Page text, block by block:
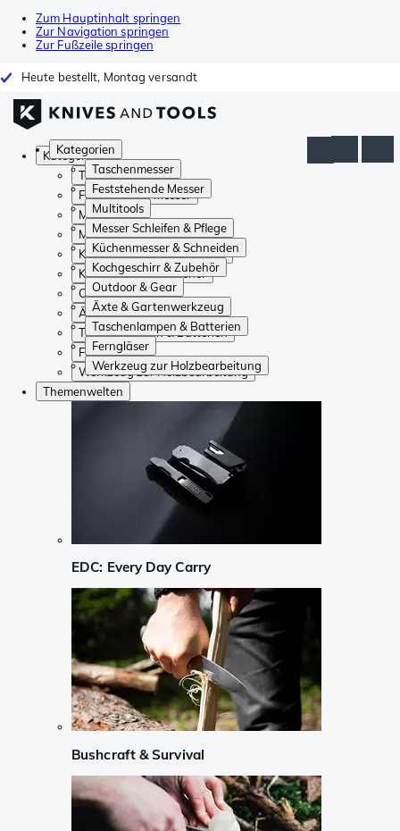
Zum Hauptinhalt springen
Zur Navigation springen
Zur Fußzeile springen
Heute bestellt, Montag versandt
Kategorien
Taschenmesser
Feststehende Messer
Multitools
Messer Schleifen & Pflege
Küchenmesser & Schneiden
Kochgeschirr & Zubehör
Outdoor & Gear
Äxte & Gartenwerkzeug
Taschenlampen & Batterien
Ferngläser
Werkzeug zur Holzbearbeitung
Kategorien
Taschenmesser
Feststehende Messer
Multitools
Messer Schleifen & Pflege
Küchenmesser & Schneiden
Kochgeschirr & Zubehör
Outdoor & Gear
Äxte & Gartenwerkzeug
Taschenlampen & Batterien
Ferngläser
Werkzeug zur Holzbearbeitung
Themenwelten
EDC: Every Day Carry
Bushcraft & Survival